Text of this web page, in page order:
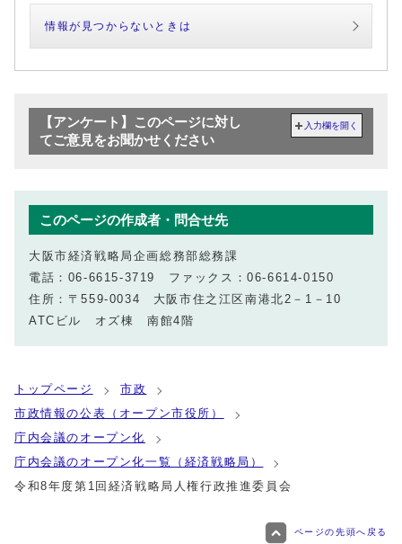
情報が見つからないときは
【アンケート】このページに対し
てご意見をお聞かせください
入力欄を開く
このページの作成者・問合せ先
大阪市経済戦略局企画総務部総務課
電話：06-6615-3719 ファックス：06-6614-0150
住所：〒559-0034 大阪市住之江区南港北2－1－10
ATCビル オズ棟 南館4階
トップページ
市政
市政情報の公表（オープン市役所）
庁内会議のオープン化
庁内会議のオープン化一覧（経済戦略局）
令和8年度第1回経済戦略局人権行政推進委員会
ページの先頭へ戻る